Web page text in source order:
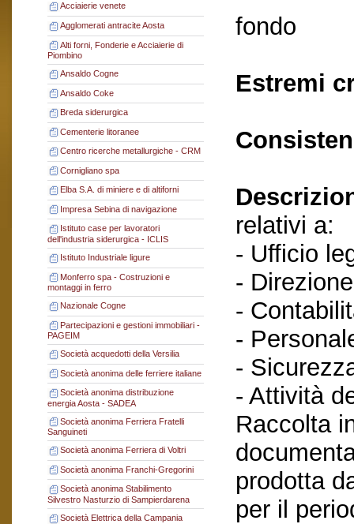
Acciaierie venete
Agglomerati antracite Aosta
Alti forni, Fonderie e Acciaierie di
Piombino
Ansaldo Cogne
Ansaldo Coke
Breda siderurgica
Cementerie litoranee
Centro ricerche metallurgiche - CRM
Cornigliano spa
Elba S.A. di miniere e di altiforni
Impresa Sebina di navigazione
Istituto case per lavoratori
dell'industria siderurgica - ICLIS
Istituto Industriale ligure
Monferro spa - Costruzioni e
montaggi in ferro
Nazionale Cogne
Partecipazioni e gestioni immobiliari -
PAGEIM
Società acquedotti della Versilia
Società anonima delle ferriere italiane
Società anonima distribuzione
energia Aosta - SADEA
Società anonima Ferriera Fratelli
Sanguineti
Società anonima Ferriera di Voltri
Società anonima Franchi-Gregorini
Società anonima Stabilimento
Silvestro Nasturzio di Sampierdarena
Società Elettrica della Campania
fondo
Estremi
relativi a:
- Ufficio
-
-
-
-
- Attività
Raccolta
prodotta
per il